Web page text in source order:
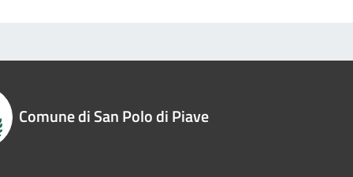
Comune di San Polo di Piave